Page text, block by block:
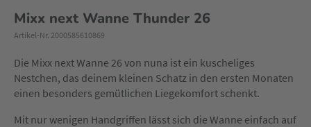
Mixx next Wanne Thunder 26
Artikel-Nr. 2000585610869
Die Mixx next Wanne 26 von nuna ist ein kuscheliges
Nestchen, das deinem kleinen Schatz in den ersten Monaten
einen besonders gemütlichen Liegekomfort schenkt.
Mit nur wenigen Handgriffen lässt sich die Wanne einfach auf